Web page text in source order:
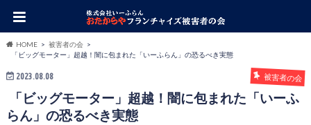
HOME
被害者の会
「ビッグモーター」超越！闇に包まれた「いーふらん」の恐るべき実態
2023.08.08 被害者の会
「ビッグモーター」超越！闇に包まれた「いーふ
らん」の恐るべき実態